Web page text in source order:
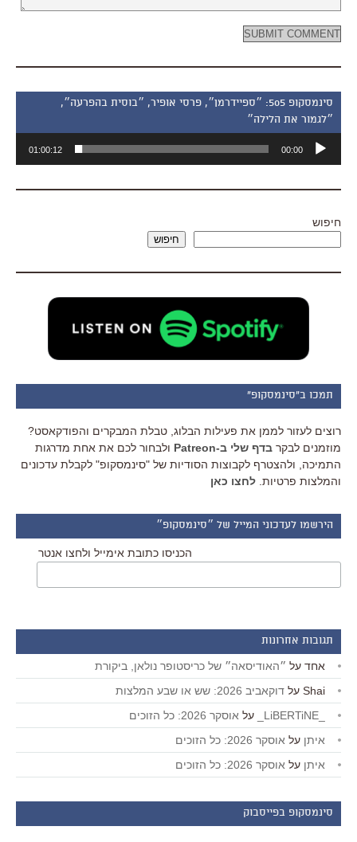
סינמסקופ 505: ״ספיידרמן״, פרסי אופיר, ״בוסית בהפרעה״,
״לגמור את הלילה״
אודיו
00:00
01:00:12
חיפוש
חיפוש
תמכו ב"סינמסקופ"
רוצים לעזור לממן את פעילות הבלוג, טבלת המבקרים והפודקאסט?
מוזמנים לבקר בדף שלי ב-Patreon
ולבחור לכם את אחת מדרגות
התמיכה, ולהצטרף לקבוצות הסודיות של "סינמסקופ" לקבלת עדכונים
והמלצות פרטיות. לחצו כאן
הירשמו לעדכוני המייל של ״סינמסקופ״
הכניסו כתובת אימייל ולחצו אנטר
תגובות אחרונות
אחד על ״האודיסאה״ של כריסטופר נולאן, ביקורת
Shai על דוקאביב 2026: שש או שבע המלצות
על אוסקר 2026: כל הזוכים
איתן על אוסקר 2026: כל הזוכים
איתן על אוסקר 2026: כל הזוכים
סינמסקופ בפייסבוק